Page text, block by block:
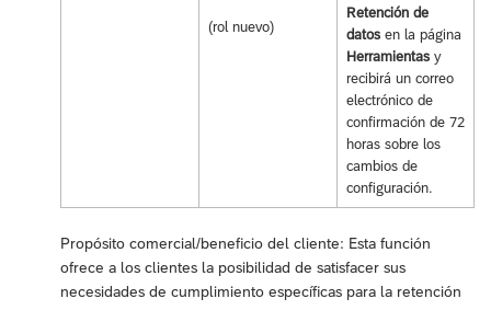
(rol nuevo)
Retención de
datosen la página
Herramientasy
recibirá un correo
electrónico de
confirmación de 72
horas sobre los
cambios de
configuración.
Propósito comercial/beneficio del cliente: Esta función
ofrece a los clientes la posibilidad de satisfacer sus
necesidades de cumplimiento específicas para la retención